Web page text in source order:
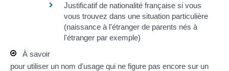
Justificatif de nationalité française si vous
vous trouvez dans une situation particulière
(naissance à l'étranger de parents nés à
l'étranger par exemple)
À savoir
pour utiliser un nom d'usage qui ne figure pas encore sur un